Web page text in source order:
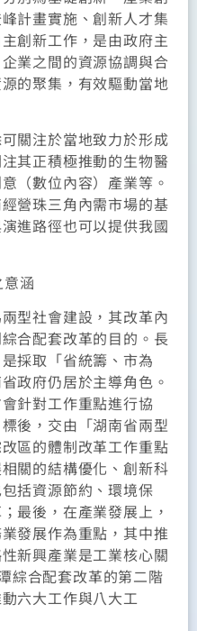
計畫實施、創新人才集
創新工作，是由政府主
業之間的資源協調與合
的聚集，有效驅動當地
關注於當地致力於形成
其正積極推動的生物醫
（數位內容）產業等。
營珠三角內需市場的基
進路徑也可以提供我國
涵
型社會建設，其改革內
合配套改革的目的。長
採取「省統籌、市為
政府仍居於主導角色。
針對工作重點進行協
後，交由「湖南省兩型
區的體制改革工作重點
關的結構優化、創新科
括資源節約、環境保
最後，在產業發展上，
發展作為重點，其中推
新興產業是工業核心關
綜合配套改革的第二階
六大工作與八大工